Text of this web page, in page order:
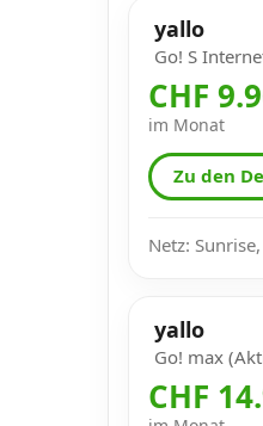
yallo
Go! S
CHF
im Monat
Zu den
Netz:
yallo
Go! max
CHF